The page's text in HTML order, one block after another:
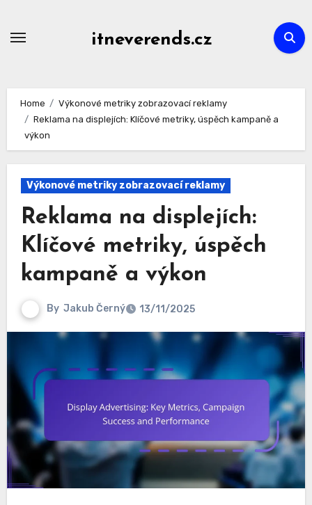
itneverends.cz
Home
Výkonové metriky zobrazovací reklamy
Reklama na displejích: Klíčové metriky, úspěch kampaně a
výkon
Výkonové metriky zobrazovací reklamy
Reklama na displejích:
Klíčové metriky, úspěch
kampaně a výkon
By Jakub Černý 13/11/2025